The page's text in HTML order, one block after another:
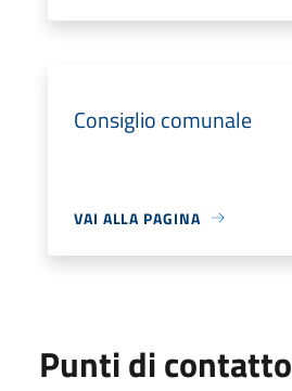
Consiglio comunale
VAI ALLA PAGINA
Punti di contatto